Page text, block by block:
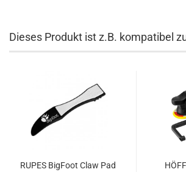
Dieses Produkt ist z.B. kompatibel
RUPES BigFoot Claw Pad